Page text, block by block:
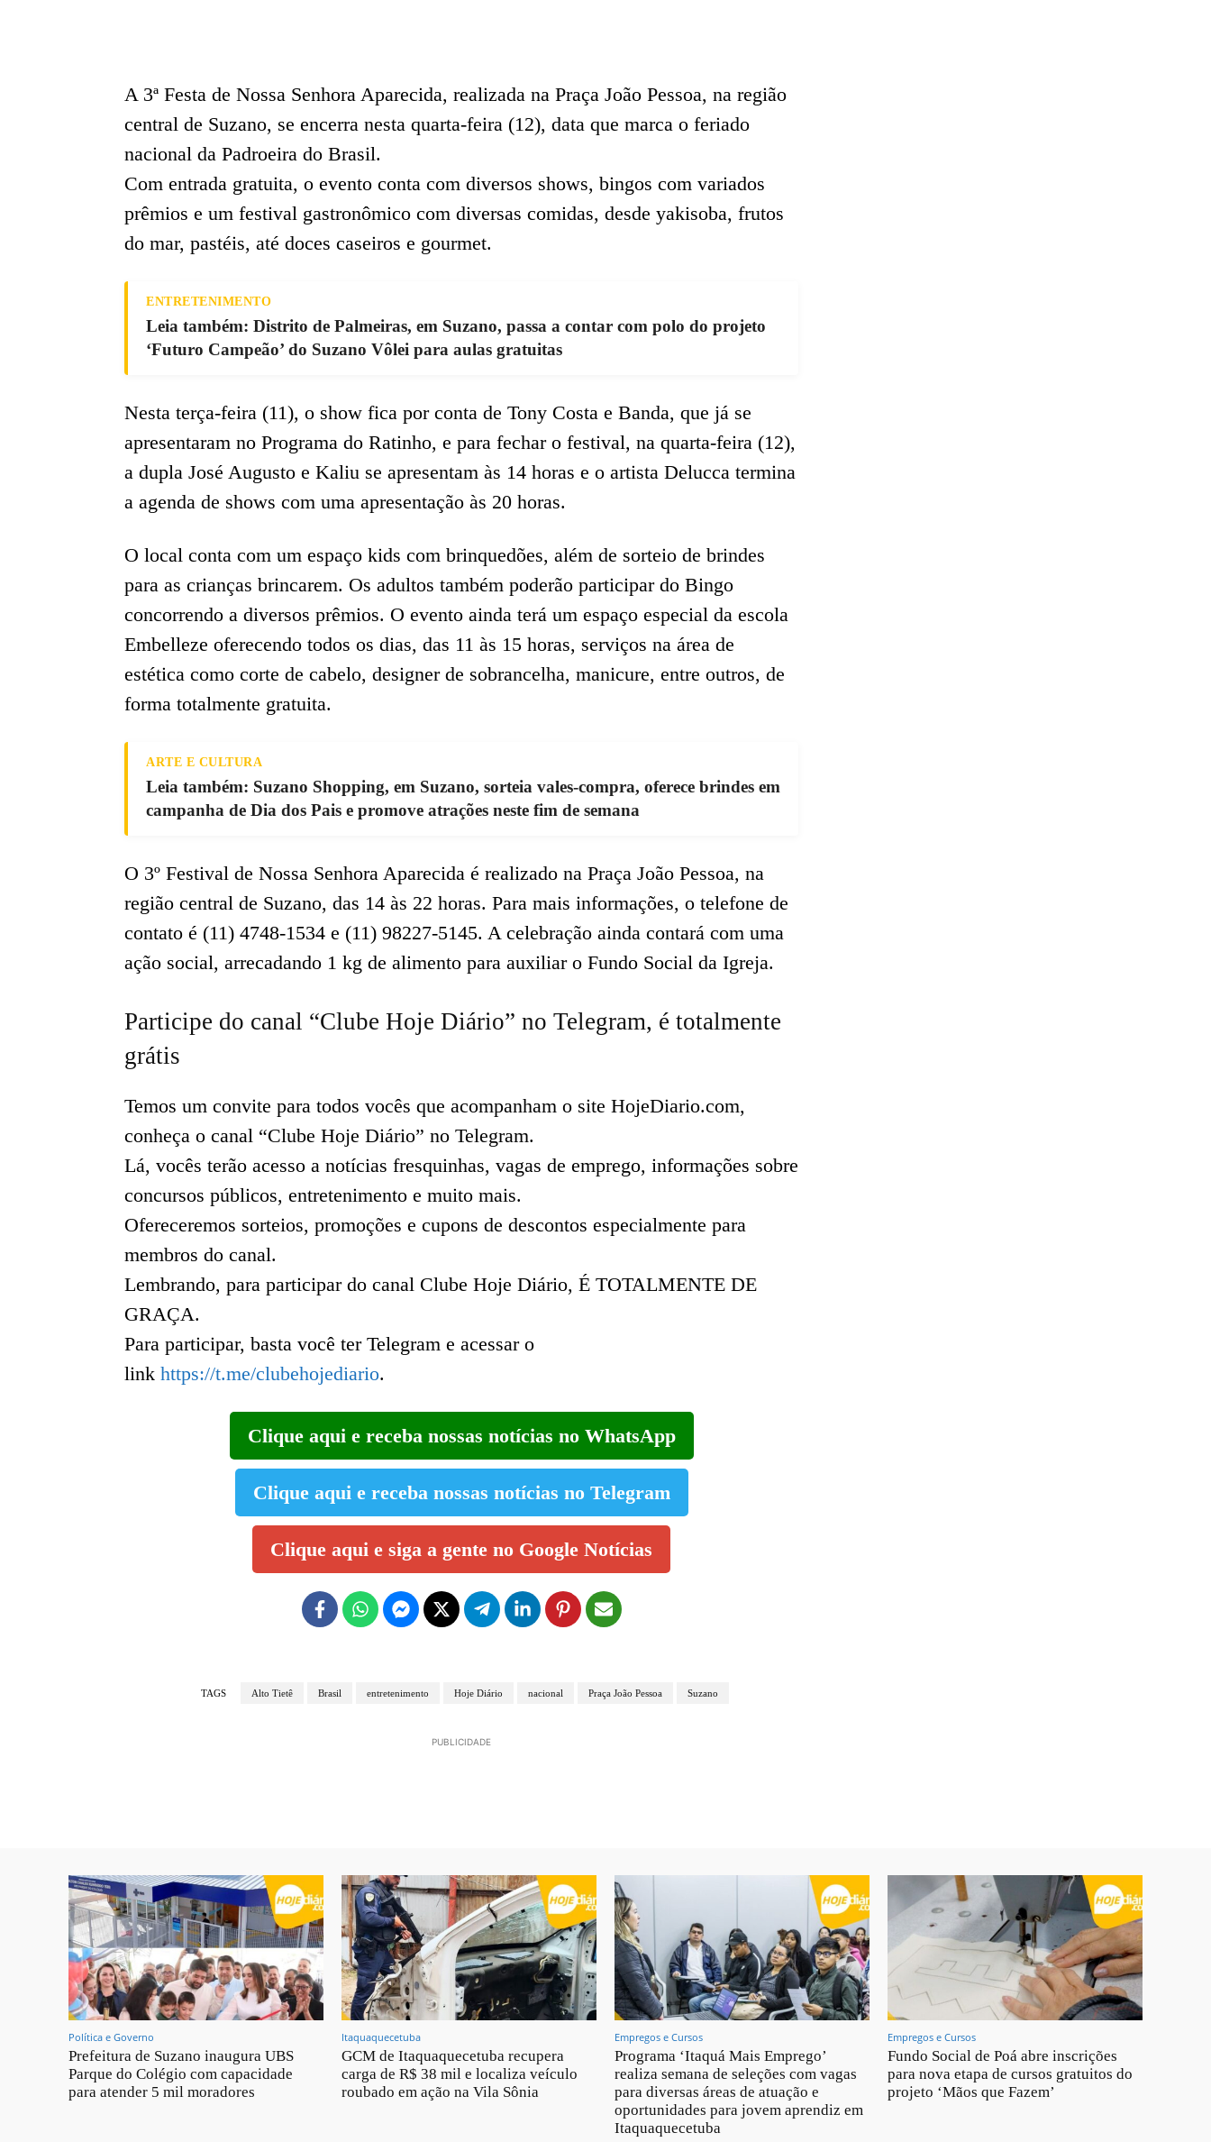
A 3ª Festa de Nossa Senhora Aparecida, realizada na Praça João Pessoa, na região
central de Suzano, se encerra nesta quarta-feira (12), data que marca o feriado
nacional da Padroeira do Brasil.
Com entrada gratuita, o evento conta com diversos shows, bingos com variados
prêmios e um festival gastronômico com diversas comidas, desde yakisoba, frutos
do mar, pastéis, até doces caseiros e gourmet.
ENTRETENIMENTO
Leia também: Distrito de Palmeiras, em Suzano, passa a contar com polo do projeto
‘Futuro Campeão’ do Suzano Vôlei para aulas gratuitas
Nesta terça-feira (11), o show fica por conta de Tony Costa e Banda, que já se
apresentaram no Programa do Ratinho, e para fechar o festival, na quarta-feira (12),
a dupla José Augusto e Kaliu se apresentam às 14 horas e o artista Delucca termina
a agenda de shows com uma apresentação às 20 horas.
O local conta com um espaço kids com brinquedões, além de sorteio de brindes
para as crianças brincarem. Os adultos também poderão participar do Bingo
concorrendo a diversos prêmios. O evento ainda terá um espaço especial da escola
Embelleze oferecendo todos os dias, das 11 às 15 horas, serviços na área de
estética como corte de cabelo, designer de sobrancelha, manicure, entre outros, de
forma totalmente gratuita.
ARTE E CULTURA
Leia também: Suzano Shopping, em Suzano, sorteia vales-compra, oferece brindes em
campanha de Dia dos Pais e promove atrações neste fim de semana
O 3º Festival de Nossa Senhora Aparecida é realizado na Praça João Pessoa, na
região central de Suzano, das 14 às 22 horas. Para mais informações, o telefone de
contato é (11) 4748-1534 e (11) 98227-5145. A celebração ainda contará com uma
ação social, arrecadando 1 kg de alimento para auxiliar o Fundo Social da Igreja.
Participe do canal “Clube Hoje Diário” no Telegram, é totalmente
grátis
Temos um convite para todos vocês que acompanham o site HojeDiario.com,
conheça o canal “Clube Hoje Diário” no Telegram.
Lá, vocês terão acesso a notícias fresquinhas, vagas de emprego, informações sobre
concursos públicos, entretenimento e muito mais.
Ofereceremos sorteios, promoções e cupons de descontos especialmente para
membros do canal.
Lembrando, para participar do canal Clube Hoje Diário, É TOTALMENTE DE
GRAÇA.
Para participar, basta você ter Telegram e acessar o
link https://t.me/clubehojediario.
Clique aqui e receba nossas notícias no WhatsApp
Clique aqui e receba nossas notícias no Telegram
Clique aqui e siga a gente no Google Notícias
TAGS Alto Tietê Brasil entretenimento Hoje Diário nacional Praça João Pessoa Suzano
PUBLICIDADE
Política e Governo
Prefeitura de Suzano inaugura UBS
Parque do Colégio com capacidade
para atender 5 mil moradores
Itaquaquecetuba
GCM de Itaquaquecetuba recupera
carga de R$ 38 mil e localiza veículo
roubado em ação na Vila Sônia
Empregos e Cursos
Programa ‘Itaquá Mais Emprego’
realiza semana de seleções com vagas
para diversas áreas de atuação e
oportunidades para jovem aprendiz em
Itaquaquecetuba
Empregos e Cursos
Fundo Social de Poá abre inscrições
para nova etapa de cursos gratuitos do
projeto ‘Mãos que Fazem’